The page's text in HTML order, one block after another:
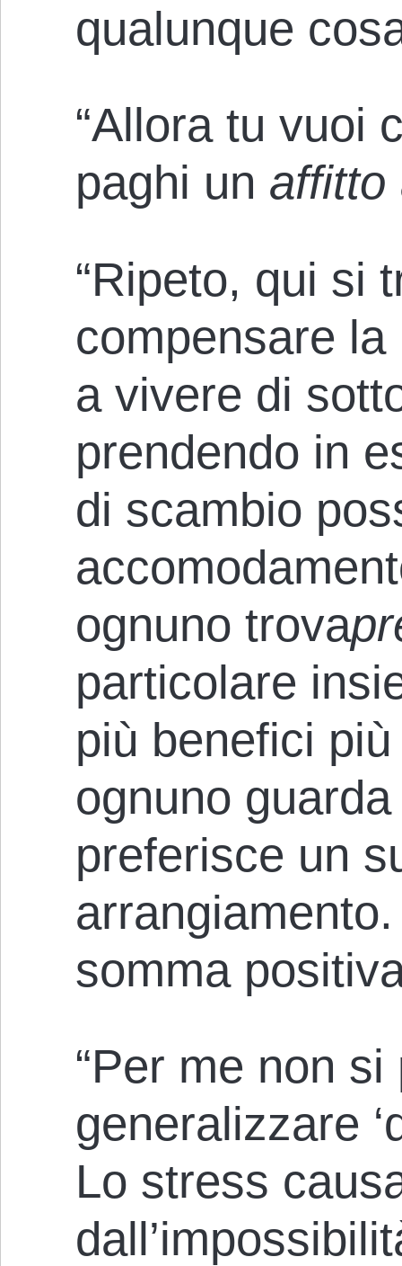
qualunque
“Allora tu vuoi
paghi un affitto
“Ripeto, qui si
compensare
a vivere di
prendendo in
di scambio
ognuno trova
particolare
più benefici
ognuno
preferisce un
somma
“Per me non
generalizzare
Lo stress